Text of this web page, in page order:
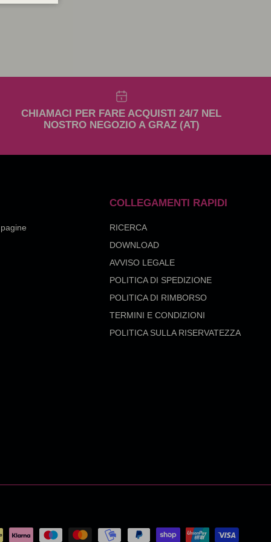
CHIAMACI PER FARE ACQUISTI 24/7 NEL
NOSTRO NEGOZIO A GRAZ (AT)
COLLEGAMENTI RAPIDI
RICERCA
DOWNLOAD
AVVISO LEGALE
POLITICA DI SPEDIZIONE
POLITICA DI RIMBORSO
TERMINI E CONDIZIONI
POLITICA SULLA RISERVATEZZA